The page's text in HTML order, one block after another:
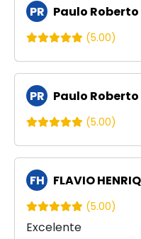
PR Paulo
(5.00)
PR Paulo
(5.00)
FH FLAVIO
(5.00)
Excelente